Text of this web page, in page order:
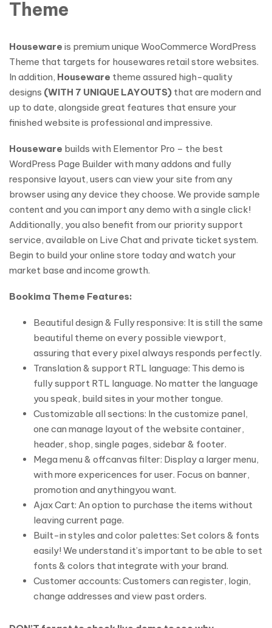
Theme
Houseware is premium unique WooCommerce WordPress
Theme that targets for housewares retail store websites.
In addition, Houseware theme assured high-quality
designs (WITH 7 UNIQUE LAYOUTS) that are modern and
up to date, alongside great features that ensure your
finished website is professional and impressive.
Houseware builds with Elementor Pro – the best
WordPress Page Builder with many addons and fully
responsive layout, users can view your site from any
browser using any device they choose. We provide sample
content and you can import any demo with a single click!
Additionally, you also benefit from our priority support
service, available on Live Chat and private ticket system.
Begin to build your online store today and watch your
market base and income growth.
Bookima Theme Features:
Beautiful design & Fully responsive: It is still the same
beautiful theme on every possible viewport,
assuring that every pixel always responds perfectly.
Translation & support RTL language: This demo is
fully support RTL language. No matter the language
you speak, build sites in your mother tongue.
Customizable all sections: In the customize panel,
one can manage layout of the website container,
header, shop, single pages, sidebar & footer.
Mega menu & offcanvas filter: Display a larger menu,
with more expericences for user. Focus on banner,
promotion and anythingyou want.
Ajax Cart: An option to purchase the items without
leaving current page.
Built-in styles and color palettes: Set colors & fonts
easily! We understand it’s important to be able to set
fonts & colors that integrate with your brand.
Customer accounts: Customers can register, login,
change addresses and view past orders.